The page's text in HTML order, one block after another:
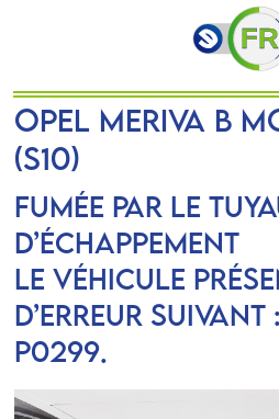
OPEL MERIVA B
(S10)
Fumée par le
d’échappement
Le véhicule
d’erreur suivant :
P0299.